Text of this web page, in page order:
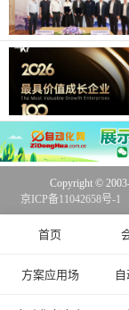
首页
方案应用场
Copyright ©
京ICP备11042658号-1